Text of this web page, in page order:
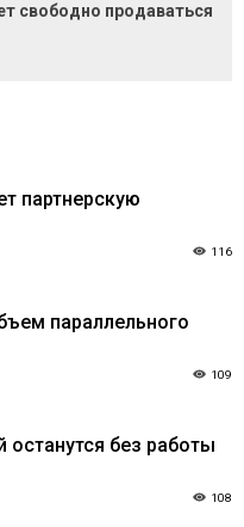
свободно продаваться
партнерскую
116
параллельного
109
останутся без работы
108